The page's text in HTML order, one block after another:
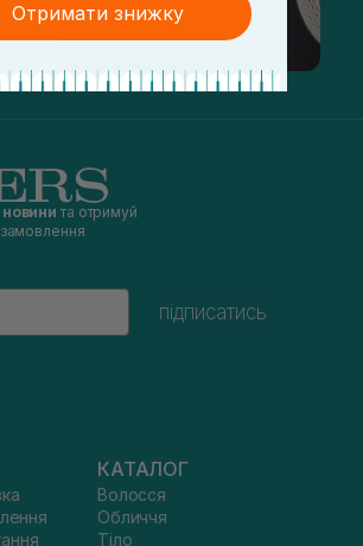
та отримуй
підписатись
КАТАЛОГ
Волосся
Обличчя
Тіло
Отримати знижку